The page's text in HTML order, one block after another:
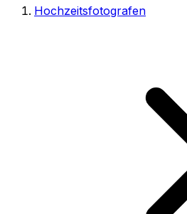
Hochzeitsfotografen